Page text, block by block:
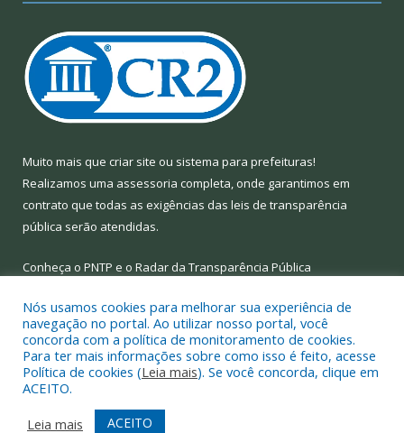
Muito mais que criar site ou sistema para prefeituras!
Realizamos uma assessoria completa, onde garantimos em
contrato que todas as exigências das leis de transparência
pública serão atendidas.
Conheça o PNTP e o Radar da Transparência Pública
Todos os direitos reservados a Prefeitura Municipal de Limoeiro
do Ajuru.
Mapa do Site
Acessar Área Administrativa
Nós usamos cookies para melhorar sua experiência de
navegação no portal. Ao utilizar nosso portal, você
concorda com a política de monitoramento de cookies.
Para ter mais informações sobre como isso é feito, acesse
Política de cookies (Leia mais). Se você concorda, clique em
ACEITO.
Leia mais
ACEITO